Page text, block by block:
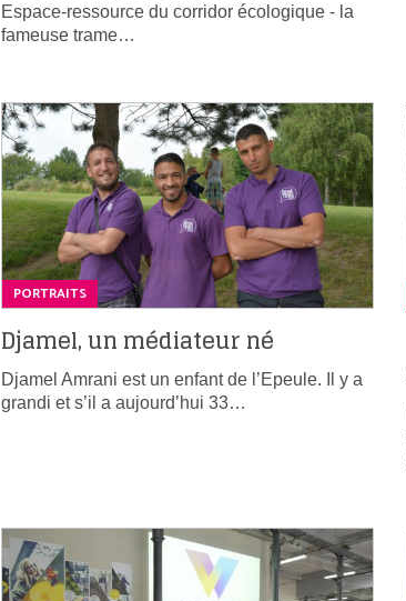
Espace-ressource du corridor écologique - la
fameuse trame…
PORTRAITS
Djamel, un médiateur né
Djamel Amrani est un enfant de l’Epeule. Il y a
grandi et s’il a aujourd’hui 33…